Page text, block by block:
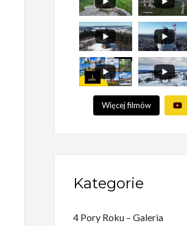
Więcej filmów
Kategorie
4 Pory Roku – Galeria